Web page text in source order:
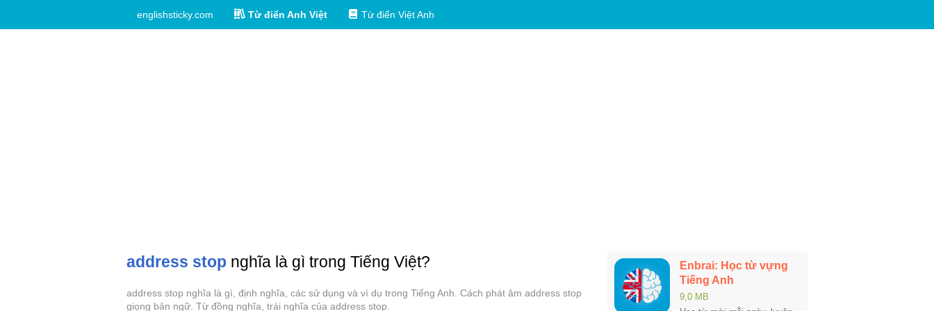
englishsticky.com Từ điển Anh Việt Từ điển Việt Anh
address stop nghĩa là gì trong Tiếng Việt?
address stop nghĩa là gì, định nghĩa, các sử dụng và ví dụ trong Tiếng Anh. Cách phát âm address stop
giọng bản ngữ. Từ đồng nghĩa, trái nghĩa của address stop.
Enbrai: Học từ vựng
Tiếng Anh
9,0 MB